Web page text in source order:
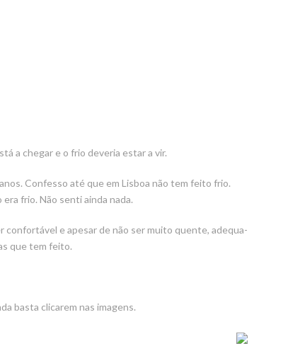
a chegar e o frio deveria estar a vir.
Confesso até que em Lisboa não tem feito frio.
frio. Não senti ainda nada.
confortável e apesar de não ser muito quente, adequa-
que tem feito.
basta clicarem nas imagens.